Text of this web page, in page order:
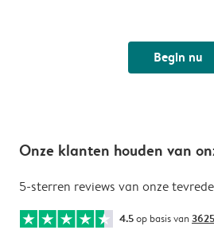
Begin nu
Onze klanten houden van
5-sterren reviews van onze
4.5op basis van